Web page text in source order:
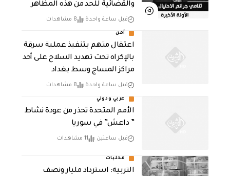
والقضائية للحد من هذه المظاهر
قبل ساعة واحدة 8 مشاهدات
أمن
اعتقال متهم بتنفيذ عملية سرقة
بالإكراه تحت تهديد السلاح على أحد
مراكز المساج وسط بغداد
قبل ساعة واحدة 8 مشاهدات
عربي ودولي
الأمم المتحدة تحذر من عودة نشاط
” داعش” في سوريا
قبل ساعتين 11 مشاهدات
محليات
التربية: استرداد مليار ونصف